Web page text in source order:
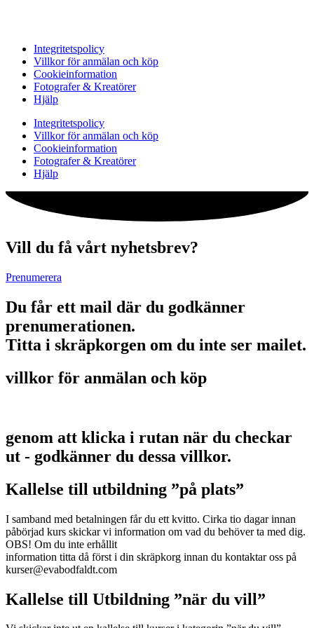
Integritetspolicy
Villkor för anmälan och köp
Cookieinformation
Fotografer & Kreatörer
Hjälp
Integritetspolicy
Villkor för anmälan och köp
Cookieinformation
Fotografer & Kreatörer
Hjälp
Vill du få vårt nyhetsbrev?
Prenumerera
Du får ett mail där du godkänner
prenumerationen.
Titta i skräpkorgen om du inte ser mailet.
villkor för anmälan och köp
genom att klicka i rutan när du checkar
ut - godkänner du dessa villkor.
Kallelse till utbildning ”på plats”
I samband med betalningen får du ett kvitto. Cirka tio dagar innan
påbörjad kurs skickar vi information om vad du behöver ta med dig.
OBS! Om du inte erhållit
information titta då först i din skräpkorg innan du kontaktar oss på
kurser@evabodfaldt.com
Kallelse till Utbildning ”när du vill”